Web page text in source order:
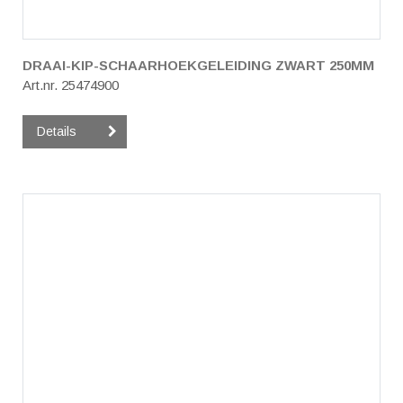
DRAAI-KIP-SCHAARHOEKGELEIDING ZWART 250MM
Art.nr. 25474900
Details